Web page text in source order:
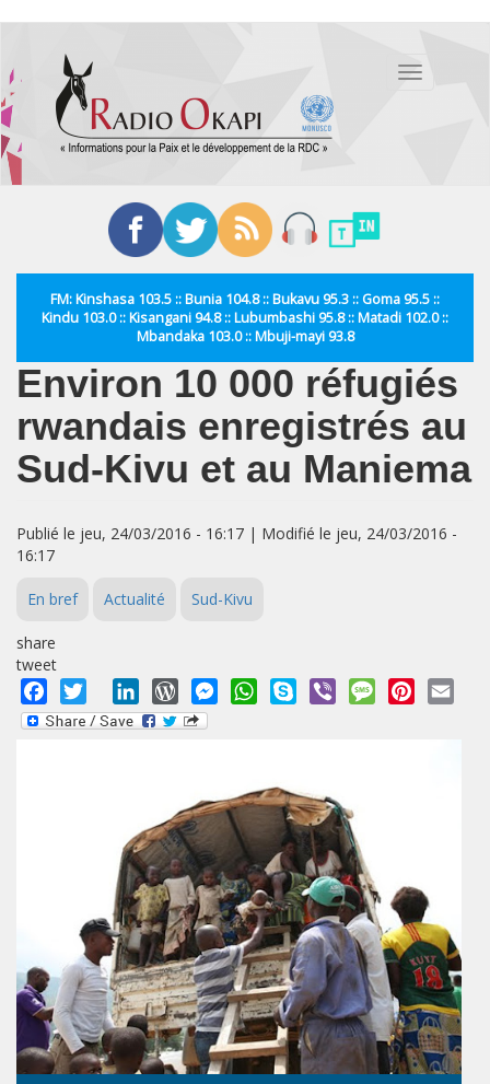
contenu
principal
Toggle
FM: Kinshasa 103.5 :: Bunia 104.8 :: Bukavu 95.3 :: Goma 95.5 ::
Kindu 103.0 :: Kisangani 94.8 :: Lubumbashi 95.8 :: Matadi 102.0 ::
Mbandaka 103.0 :: Mbuji-mayi 93.8
Environ 10 000 réfugiés
rwandais enregistrés au
Sud-Kivu et au Maniema
Publié le jeu, 24/03/2016 - 16:17 | Modifié le jeu, 24/03/2016 -
16:17
En bref Actualité Sud-Kivu
share
tweet
Facebook
Twitter LinkedInWordPressMessengerWhatsApp
Skype Viber MessagePinterest